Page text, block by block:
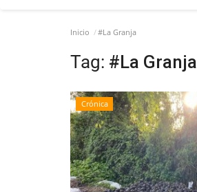
Inicio #La Granja
Tag: #La Granja
Crónica